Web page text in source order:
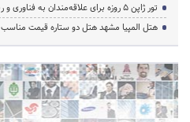
تور ژاپن ۵ روزه برای علاقه‌مندان به فناوری و رباتیک
هتل المپیا مشهد هتل دو ستاره قیمت مناسب